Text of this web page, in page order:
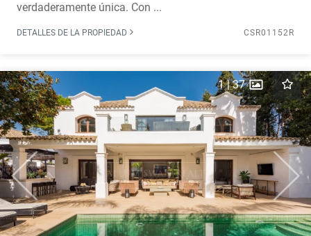
verdaderamente única. Con ...
DETALLES DE LA PROPIEDAD CSR01152R
Previous Next
1|37